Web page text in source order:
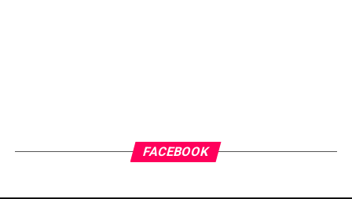
FACEBOOK